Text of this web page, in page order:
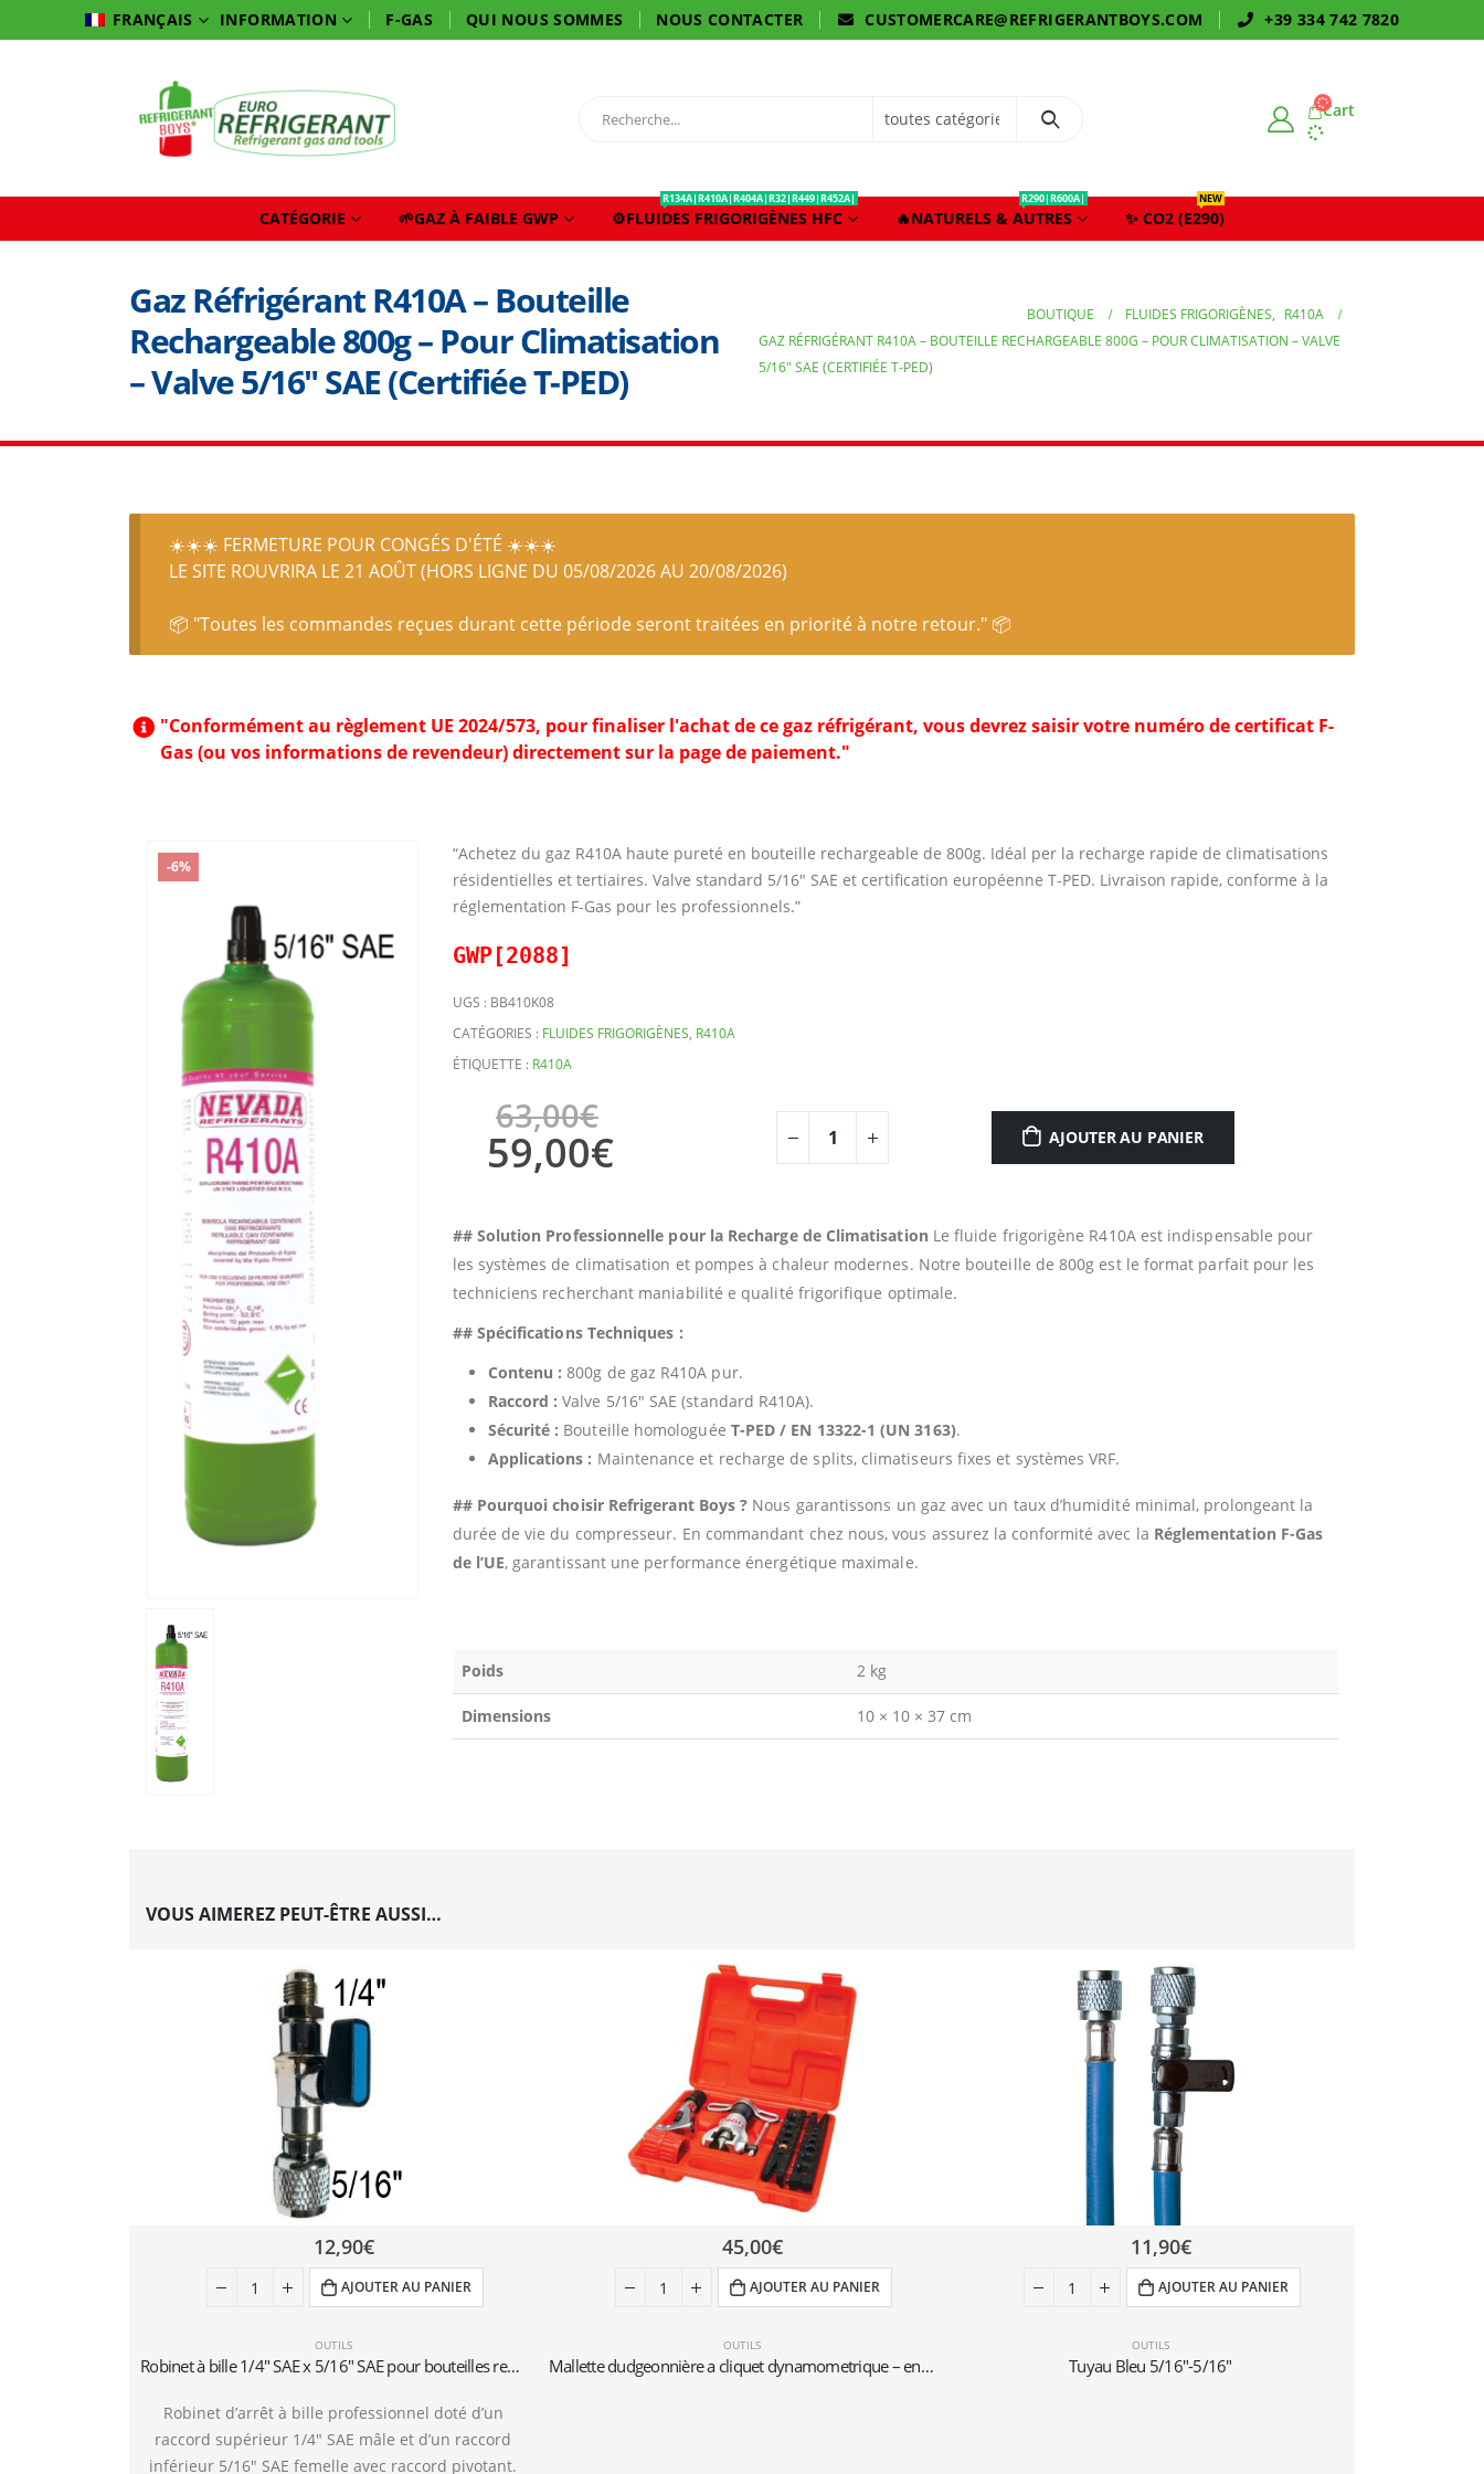
FRANÇAIS INFORMATION F-GAS QUI NOUS SOMMES NOUS CONTACTER CUSTOMERCARE@REFRIGERANTBOYS.COM +39 334 742 7820
Cart
CATÉGORIE 🌱GAZ À FAIBLE GWP ⚙️FLUIDES FRIGORIGÈNES HFC
R134A|R410A|R404A|R32|R449|R452A|
🔥NATURELS & AUTRES
R290|R600A|
✨ CO2 (E290)
NEW
Gaz Réfrigérant R410A – Bouteille
Rechargeable 800g – Pour Climatisation
– Valve 5/16″ SAE (Certifiée T-PED)
BOUTIQUE FLUIDES FRIGORIGÈNES, R410A
GAZ RÉFRIGÉRANT R410A – BOUTEILLE RECHARGEABLE 800G – POUR CLIMATISATION – VALVE
5/16″ SAE (CERTIFIÉE T-PED)
☀️☀️☀️ FERMETURE POUR CONGÉS D'ÉTÉ ☀️☀️☀️
LE SITE ROUVRIRA LE 21 AOÛT (HORS LIGNE DU 05/08/2026 AU 20/08/2026)
📦 "Toutes les commandes reçues durant cette période seront traitées en priorité à notre retour." 📦
"Conformément au règlement UE 2024/573, pour finaliser l'achat de ce gaz réfrigérant, vous devrez saisir votre numéro de certificat F-
Gas (ou vos informations de revendeur) directement sur la page de paiement."
-6%
“Achetez du gaz R410A haute pureté en bouteille rechargeable de 800g. Idéal per la recharge rapide de climatisations
résidentielles et tertiaires. Valve standard 5/16″ SAE et certification européenne T-PED. Livraison rapide, conforme à la
réglementation F-Gas pour les professionnels.”
GWP[2088]
UGS : BB410K08
CATÉGORIES : FLUIDES FRIGORIGÈNES, R410A
ÉTIQUETTE : R410A
63,00€
59,00€ AJOUTER AU PANIER
## Solution Professionnelle pour la Recharge de Climatisation Le fluide frigorigène R410A est indispensable pour
les systèmes de climatisation et pompes à chaleur modernes. Notre bouteille de 800g est le format parfait pour les
techniciens recherchant maniabilité e qualité frigorifique optimale.
## Spécifications Techniques :
Contenu : 800g de gaz R410A pur.
Raccord : Valve 5/16″ SAE (standard R410A).
Sécurité : Bouteille homologuée T-PED / EN 13322-1 (UN 3163).
Applications : Maintenance et recharge de splits, climatiseurs fixes et systèmes VRF.
## Pourquoi choisir Refrigerant Boys ? Nous garantissons un gaz avec un taux d’humidité minimal, prolongeant la
durée de vie du compresseur. En commandant chez nous, vous assurez la conformité avec la Réglementation F-Gas
de l’UE, garantissant une performance énergétique maximale.
Poids 2 kg
Dimensions 10 × 10 × 37 cm
VOUS AIMEREZ PEUT-ÊTRE AUSSI…
OUTILS
Robinet à bille 1/4″ SAE x 5/16″ SAE pour bouteilles rechargeables (1-2 kg)
Robinet d’arrêt à bille professionnel doté d’un
raccord supérieur 1/4″ SAE mâle et d’un raccord
inférieur 5/16″ SAE femelle avec raccord pivotant.
12,90€
AJOUTER AU PANIER
OUTILS
Mallette dudgeonnière a cliquet dynamometrique – en pouces et en millimètres
45,00€
AJOUTER AU PANIER
OUTILS
Tuyau Bleu 5/16″-5/16″
11,90€
AJOUTER AU PANIER